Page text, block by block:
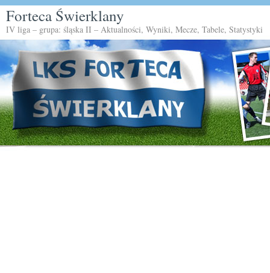
Forteca Świerklany
IV liga – grupa: śląska II – Aktualności, Wyniki, Mecze, Tabele, Statystyki